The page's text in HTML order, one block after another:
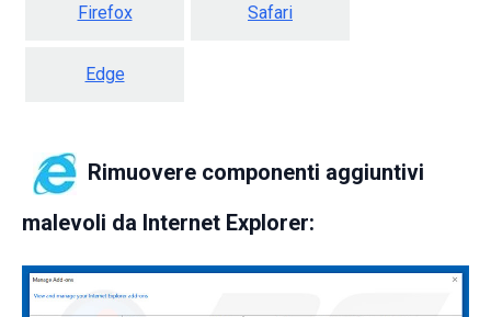
Firefox Safari
Edge
Rimuovere componenti aggiuntivi
malevoli da Internet Explorer: